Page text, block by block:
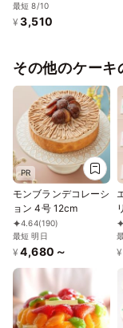
お中元2026
最短 8/10
¥ 3,510
その他のケーキ
PR
モンブランデコレーシ
ョン 4号 12cm
4.64(190)
最短 明日
¥ 4,680～ ¥